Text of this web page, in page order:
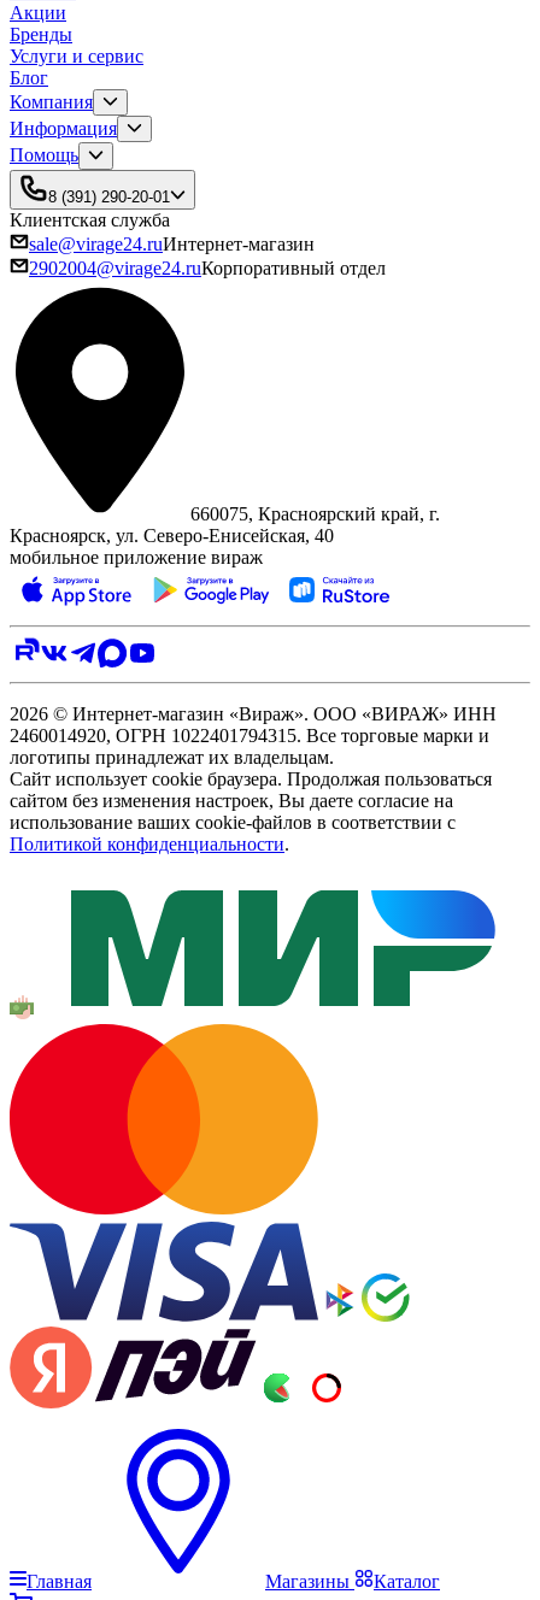
Акции
Бренды
Услуги и сервис
Блог
Компания
Информация
Помощь
8 (391) 290-20-01
Клиентская служба
sale@virage24.ruИнтернет-магазин
2902004@virage24.ruКорпоративный отдел
660075, Красноярский край, г.
Красноярск, ул. Северо‑Енисейская, 40
мобильное приложение вираж
2026 © Интернет-магазин «Вираж». ООО «ВИРАЖ» ИНН
2460014920, ОГРН 1022401794315. Все торговые марки и
логотипы принадлежат их владельцам.
Сайт использует cookie браузера. Продолжая пользоваться
сайтом без изменения настроек, Вы даете согласие на
использование ваших cookie-файлов в соответствии с
Политикой конфиденциальности.
Главная Магазины Каталог